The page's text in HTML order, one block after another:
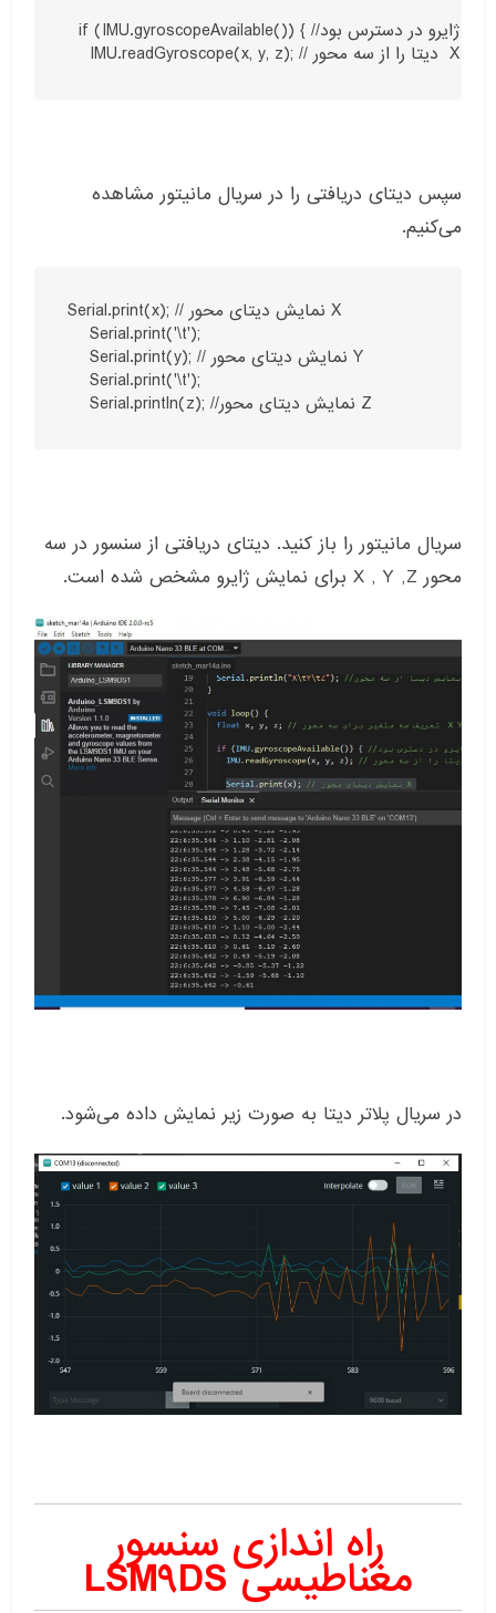
  if (IMU.gyroscopeAvailable()) { //اگر دیتای ژایرو در دسترس بود
سپس دیتای دریافتی را در سریال مانیتور مشاهده
می‌کنیم.
Serial.print(x); // نمایش دیتای محور X
    Serial.print('\t');
    Serial.print(y); // نمایش دیتای محور Y
    Serial.print('\t');
    Serial.println(z); //نمایش دیتای محور Z
سریال مانیتور را باز کنید. دیتای دریافتی از سنسور در سه
محور X , Y ,Z برای نمایش ژایرو مشخص شده است.
در سریال پلاتر دیتا به صورت زیر نمایش داده می‌شود.
راه اندازی سنسور
مغناطیسیLSM9DS